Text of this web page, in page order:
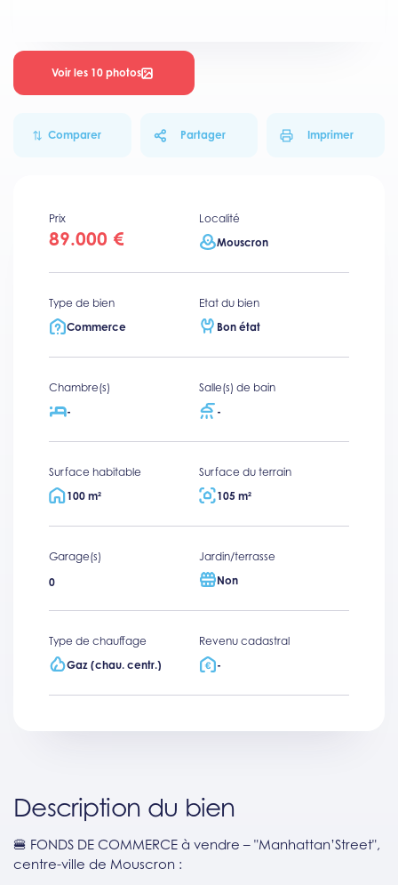
Voir les 10 photos
Comparer Partager Imprimer
Prix
89.000 €
Localité
Mouscron
Type de bien
Commerce
Etat du bien
Bon état
Chambre(s)
-
Salle(s) de bain
-
Surface habitable
100 m²
Surface du terrain
105 m²
Garage(s)
0
Jardin/terrasse
Non
Type de chauffage
Gaz (chau. centr.)
Revenu cadastral
-
Description du bien
🍔 FONDS DE COMMERCE à vendre – "Manhattan’Street",
centre-ville de Mouscron :